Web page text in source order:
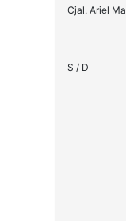
Cjal. Ariel
S / D